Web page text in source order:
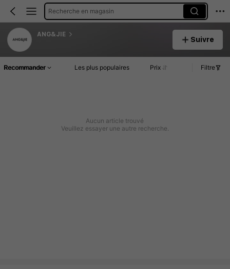
Recherche en magasin
ANG&JIE
Suivre
Recommander Les plus populaires Prix Filtre
Aucun article trouvé
Veuillez essayer une autre recherche.